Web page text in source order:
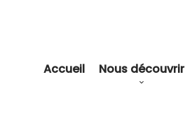
Accueil Nous découvrir